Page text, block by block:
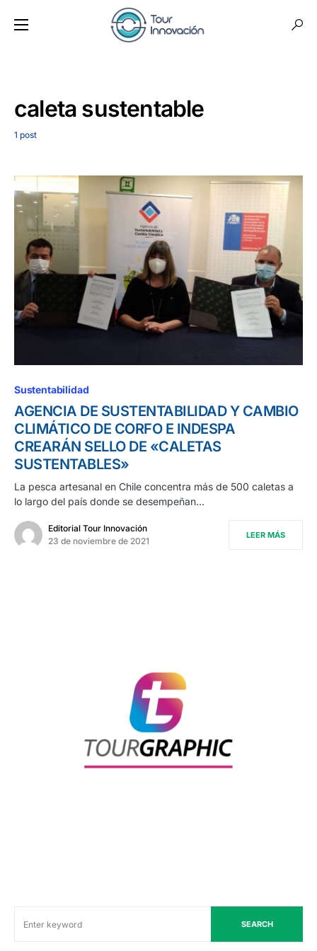
caleta sustentable
1 post
Sustentabilidad
AGENCIA DE SUSTENTABILIDAD Y CAMBIO
CLIMÁTICO DE CORFO E INDESPA
CREARÁN SELLO DE «CALETAS
SUSTENTABLES»
La pesca artesanal en Chile concentra más de 500 caletas a
lo largo del país donde se desempeñan…
Editorial Tour Innovación
23 de noviembre de 2021
LEER MÁS
SEARCH